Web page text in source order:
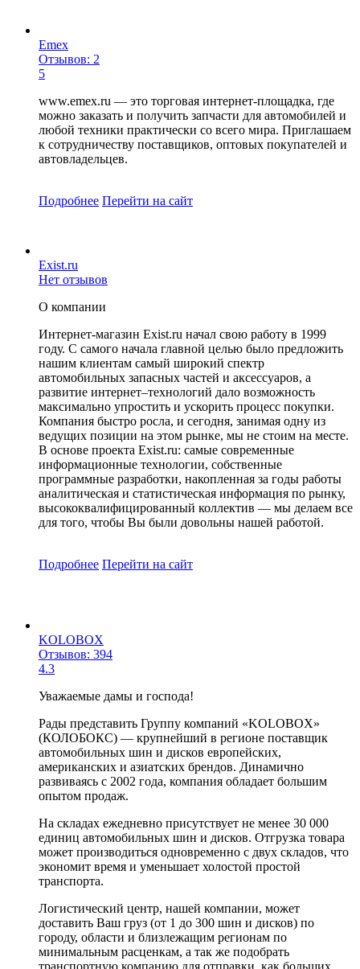
Emex
Отзывов: 2
5
www.emex.ru — это торговая интернет-площадка, где
можно заказать и получить запчасти для автомобилей и
любой техники практически со всего мира. Приглашаем
к сотрудничеству поставщиков, оптовых покупателей и
автовладельцев.
Подробнее Перейти на сайт
Exist.ru
Нет отзывов
О компании
Интернет-магазин Exist.ru начал свою работу в 1999
году. С самого начала главной целью было предложить
нашим клиентам самый широкий спектр
автомобильных запасных частей и аксессуаров, а
развитие интернет–технологий дало возможность
максимально упростить и ускорить процесс покупки.
Компания быстро росла, и сегодня, занимая одну из
ведущих позиции на этом рынке, мы не стоим на месте.
В основе проекта Exist.ru: самые современные
информационные технологии, собственные
программные разработки, накопленная за годы работы
аналитическая и статистическая информация по рынку,
высококвалифицированный коллектив — мы делаем все
для того, чтобы Вы были довольны нашей работой.
Подробнее Перейти на сайт
KOLOBOX
Отзывов: 394
4.3
Уважаемые дамы и господа!
Рады представить Группу компаний «KOLOBOX»
(КОЛОБОКС) — крупнейший в регионе поставщик
автомобильных шин и дисков европейских,
американских и азиатских брендов. Динамично
развиваясь с 2002 года, компания обладает большим
опытом продаж.
На складах ежедневно присутствует не менее 30 000
единиц автомобильных шин и дисков. Отгрузка товара
может производиться одновременно с двух складов, что
экономит время и уменьшает холостой простой
транспорта.
Логистический центp, нашей компании, может
доставить Ваш груз (от 1 до 300 шин и дисков) по
городу, области и близлежащим регионам по
минимальным расценкам, а так же подобрать
транспортную компанию для отправки, как больших